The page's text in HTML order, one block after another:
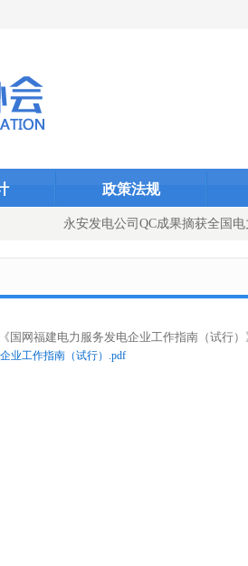
政策法规
永安发电公司QC成果摘获全国
国网福建电力服务发电企业工作指南（试行）
业工作指南（试行）.pdf